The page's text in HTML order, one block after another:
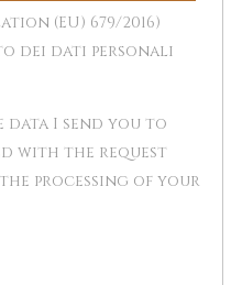
(EU) 679/2016)
dei dati personali
data I send you to
with the request
processing of your